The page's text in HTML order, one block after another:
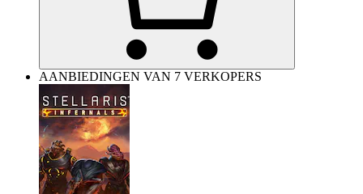
AANBIEDINGEN VAN 7 VERKOPERS